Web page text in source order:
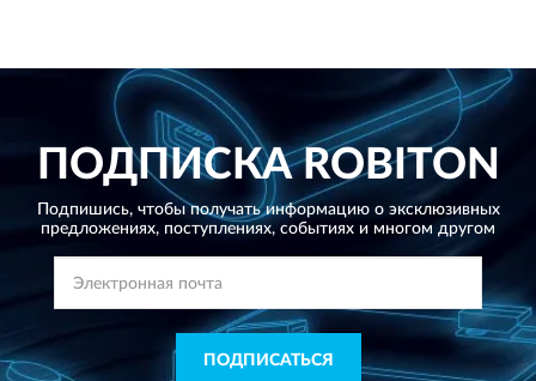
ПОДПИСКАROBITON
Подпишись, чтобы получать информацию о эксклюзивных
предложениях, поступлениях, событиях и многом другом
ПОДПИСАТЬСЯ